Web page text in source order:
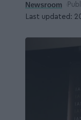
Last updated:
Newsroom